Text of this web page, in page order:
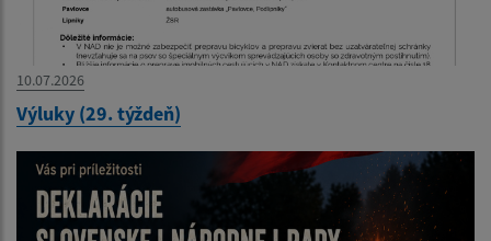
10.07.2026
Výluky (29. týždeň)